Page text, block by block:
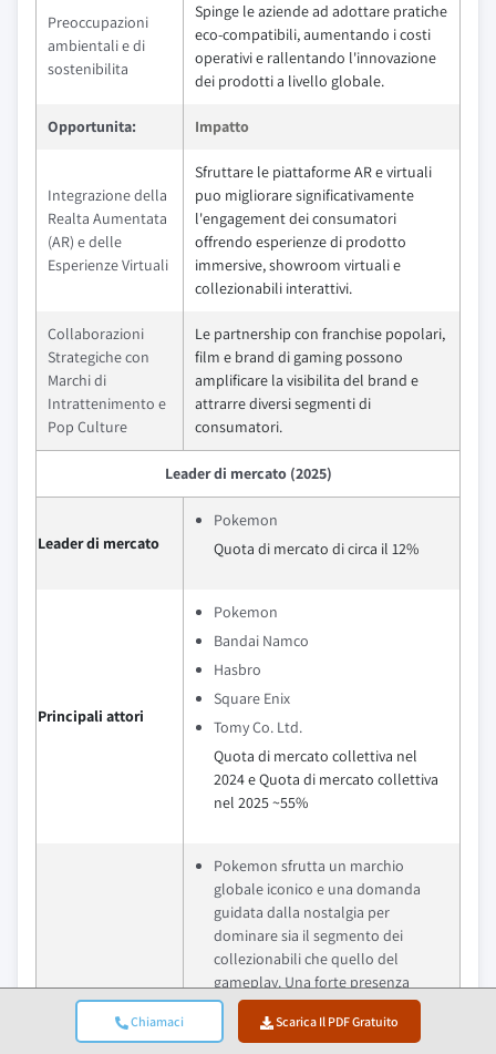
Chiamaci Scarica Il PDF Gratuito
Preoccupazioni
ambientali e di
sostenibilita
Spinge le aziende ad adottare pratiche
eco-compatibili, aumentando i costi
operativi e rallentando l'innovazione
dei prodotti a livello globale.
Opportunita: Impatto
Integrazione della
Realta Aumentata
(AR) e delle
Esperienze Virtuali
Sfruttare le piattaforme AR e virtuali
puo migliorare significativamente
l'engagement dei consumatori
offrendo esperienze di prodotto
immersive, showroom virtuali e
collezionabili interattivi.
Collaborazioni
Strategiche con
Marchi di
Intrattenimento e
Pop Culture
Le partnership con franchise popolari,
film e brand di gaming possono
amplificare la visibilita del brand e
attrarre diversi segmenti di
consumatori.
Leader di mercato (2025)
Leader di mercato
Pokemon
Quota di mercato di circa il 12%
Principali attori
Pokemon
Bandai Namco
Hasbro
Square Enix
Tomy Co. Ltd.
Quota di mercato collettiva nel
2024 e Quota di mercato collettiva
nel 2025 ~55%
Pokemon sfrutta un marchio
globale iconico e una domanda
guidata dalla nostalgia per
dominare sia il segmento dei
collezionabili che quello del
gameplay. Una forte presenza
digitale e al dettaglio garantisce un
coinvolgimento costante e una